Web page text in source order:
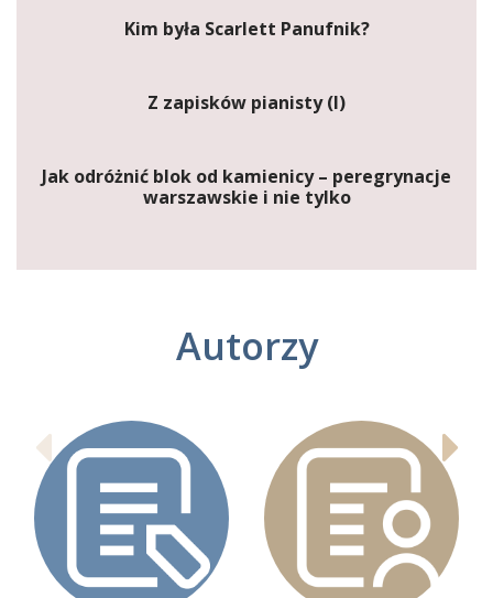
Kim była Scarlett Panufnik?
Z zapisków pianisty (I)
Jak odróżnić blok od kamienicy – peregrynacje
warszawskie i nie tylko
Autorzy